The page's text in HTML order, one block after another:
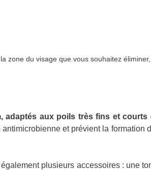
zone du visage que vous souhaitez éliminer,
adaptés aux poils très fins et courts
et prévient la formation
plusieurs accessoires : une